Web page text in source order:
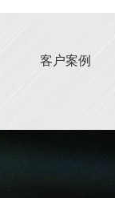
客户案例